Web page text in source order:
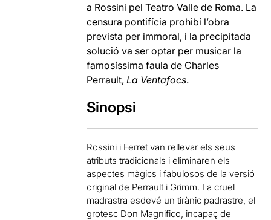
a Rossini pel Teatro Valle de Roma. La
censura pontifícia prohibí l’obra
prevista per immoral, i la precipitada
solució va ser optar per musicar la
famosíssima faula de Charles
Perrault,La Ventafocs.
Sinopsi
Rossini i Ferret van rellevar els seus
atributs tradicionals i eliminaren els
aspectes màgics i fabulosos de la versió
original de Perrault i Grimm. La cruel
madrastra esdevé un tirànic padrastre, el
grotesc Don Magnifico, incapaç de